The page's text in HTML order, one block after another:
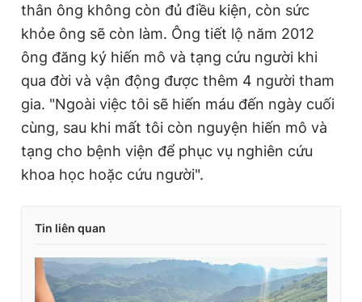
thân ông không còn đủ điều kiện, còn sức
khỏe ông sẽ còn làm. Ông tiết lộ năm 2012
ông đăng ký hiến mô và tạng cứu người khi
qua đời và vận động được thêm 4 người tham
gia. "Ngoài việc tôi sẽ hiến máu đến ngày cuối
cùng, sau khi mất tôi còn nguyện hiến mô và
tạng cho bệnh viện để phục vụ nghiên cứu
khoa học hoặc cứu người".
Tin liên quan